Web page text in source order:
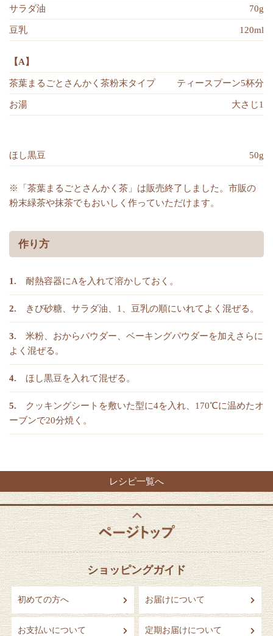
サラダ油 70g
豆乳 120ml
【A】
茶葉まるごとさんかく茶粉末タイプ ティースプーン5杯分
お湯 大さじ1
ほし黒豆 50g
※「茶葉まるごとさんかく茶」は販売終了しました。市販の
粉末緑茶や抹茶でもおいしく作っていただけます。
作り方
耐熱容器にAを入れて溶かしておく。
きび砂糖、サラダ油、1、豆乳の順にいれてよく混ぜる。
米粉、おからパウダー、ベーキングパウダーを加えさらに
よく混ぜる。
ほし黒豆を入れて混ぜる。
クッキングシートを敷いた型に4を入れ、170℃に温めたオ
ーブンで20分焼く。
レシピ一覧へ
ショッピングガイド
初めての方へ お届けについて
お支払いについて 定期お届けについて